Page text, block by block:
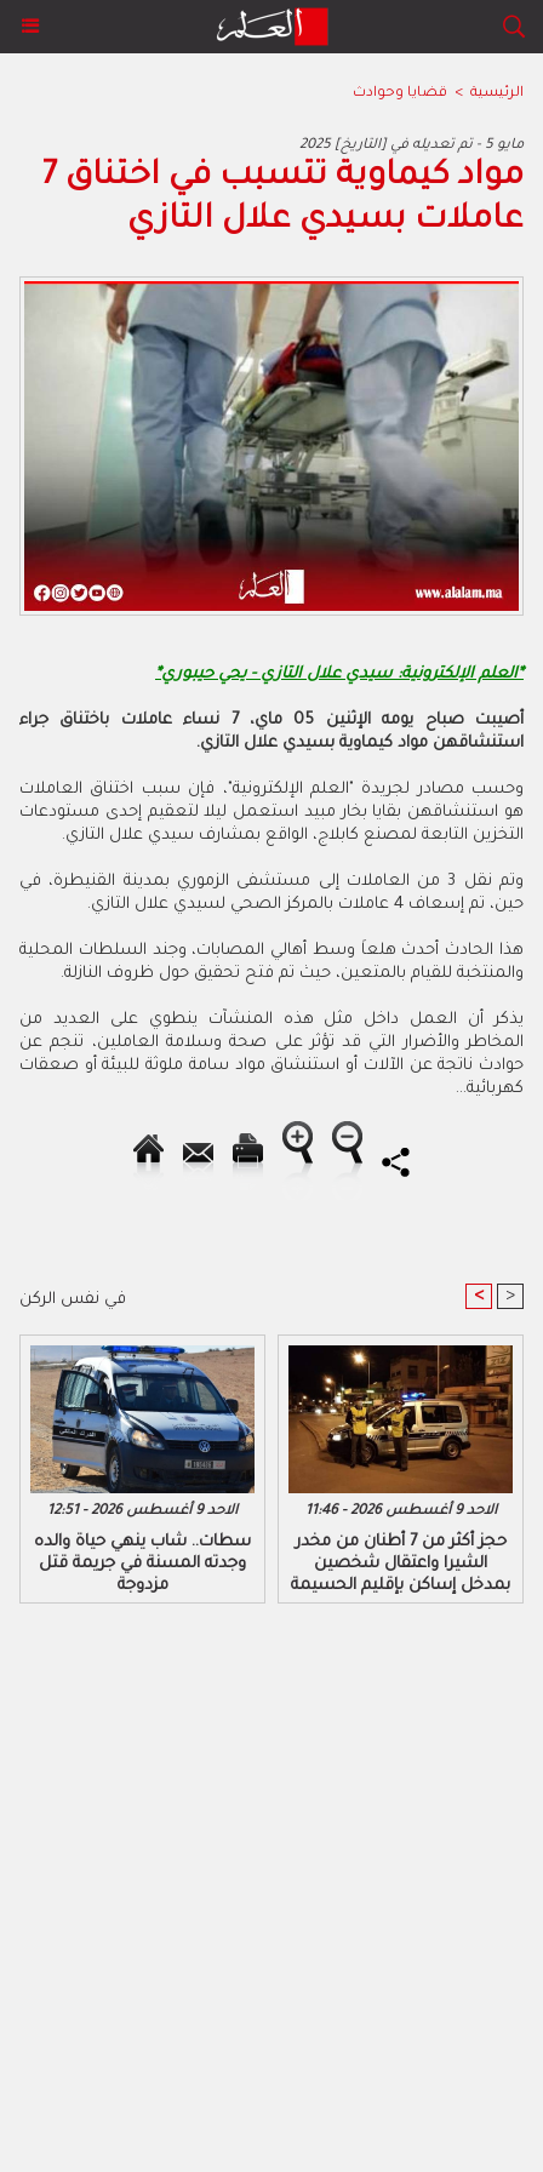
الرئيسية > قضايا وحوادث
2025 مايو 5 - تم تعديله في [التاريخ]
مواد كيماوية تتسبب في اختناق 7
عاملات بسيدي علال التازي
*العلم الإلكترونية: سيدي علال التازي - يحي حيبوري*
أصيبت صباح يومه الإثنين 05 ماي، 7 نساء عاملات باختناق جراء
استنشاقهن مواد كيماوية بسيدي علال التازي.
وحسب مصادر لجريدة "العلم الإلكترونية"، فإن سبب اختناق العاملات
هو استنشاقهن بقايا بخار مبيد استعمل ليلا لتعقيم إحدى مستودعات
التخزين التابعة لمصنع كابلاج، الواقع بمشارف سيدي علال التازي.
وتم نقل 3 من العاملات إلى مستشفى الزموري بمدينة القنيطرة، في
حين، تم إسعاف 4 عاملات بالمركز الصحي لسيدي علال التازي.
هذا الحادث أحدث هلعاَ وسط أهالي المصابات، وجند السلطات المحلية
والمنتخبة للقيام بالمتعين، حيث تم فتح تحقيق حول ظروف النازلة.
يذكر أن العمل داخل مثل هذه المنشآت ينطوي على العديد من
المخاطر والأضرار التي قد تؤثر على صحة وسلامة العاملين، تنجم عن
حوادث ناتجة عن الآلات أو استنشاق مواد سامة ملوثة للبيئة أو صعقات
كهربائية...
في نفس الركن < >
الاحد 9 أغسطس 2026 - 12:51
سطات.. شاب ينهي حياة والده
وجدته المسنة في جريمة قتل
مزدوجة
الاحد 9 أغسطس 2026 - 11:46
​حجز أكثر من 7 أطنان من مخدر
الشيرا واعتقال شخصين
بمدخل إساكن بإقليم الحسيمة